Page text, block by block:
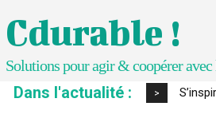
Cdurable !
Solutions pour agir & coopérer
Dans l'actualité : > IPBES